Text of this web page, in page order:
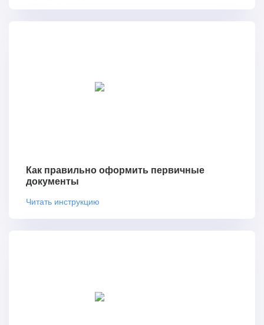
Как правильно оформить первичные
документы
Читать инструкцию